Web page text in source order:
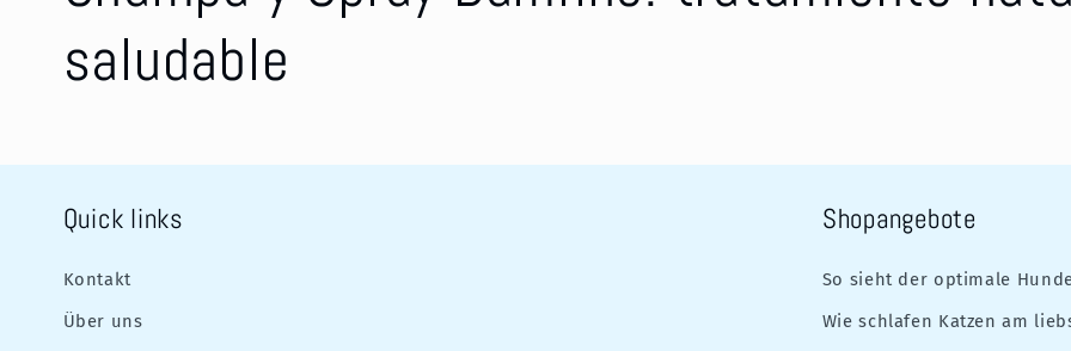
saludable
Quick links
Kontakt
Über uns
Shopangebote
So sieht der optimale
Wie schlafen Katzen am